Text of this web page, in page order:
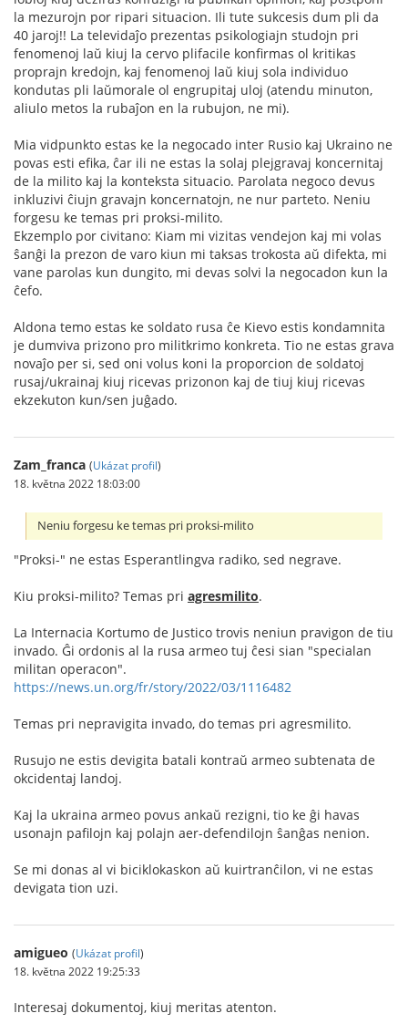
la mezurojn por ripari situacion. Ili tute sukcesis dum pli da
40 jaroj!! La televidaĵo prezentas psikologiajn studojn pri
fenomenoj laŭ kiuj la cervo plifacile konfirmas ol kritikas
proprajn kredojn, kaj fenomenoj laŭ kiuj sola individuo
kondutas pli laŭmorale ol engrupitaj uloj (atendu minuton,
aliulo metos la rubaĵon en la rubujon, ne mi).
Mia vidpunkto estas ke la negocado inter Rusio kaj Ukraino ne
povas esti efika, ĉar ili ne estas la solaj plejgravaj koncernitaj
de la milito kaj la konteksta situacio. Parolata negoco devus
inkluzivi ĉiujn gravajn koncernatojn, ne nur parteto. Neniu
forgesu ke temas pri proksi-milito.
Ekzemplo por civitano: Kiam mi vizitas vendejon kaj mi volas
ŝanĝi la prezon de varo kiun mi taksas trokosta aŭ difekta, mi
vane parolas kun dungito, mi devas solvi la negocadon kun la
ĉefo.
Aldona temo estas ke soldato rusa ĉe Kievo estis kondamnita
je dumviva prizono pro militkrimo konkreta. Tio ne estas grava
novaĵo per si, sed oni volus koni la proporcion de soldatoj
rusaj/ukrainaj kiuj ricevas prizonon kaj de tiuj kiuj ricevas
ekzekuton kun/sen juĝado.
Zam_franca (Ukázat profil)
18. května 2022 18:03:00
Neniu forgesu ke temas pri proksi-milito
"Proksi-" ne estas Esperantlingva radiko, sed negrave.
Kiu proksi-milito? Temas pri agresmilito.
La Internacia Kortumo de Justico trovis neniun pravigon de tiu
invado. Ĝi ordonis al la rusa armeo tuj ĉesi sian "specialan
militan operacon".
https://news.un.org/fr/story/2022/03/1116482
Temas pri nepravigita invado, do temas pri agresmilito.
Rusujo ne estis devigita batali kontraŭ armeo subtenata de
okcidentaj landoj.
Kaj la ukraina armeo povus ankaŭ rezigni, tio ke ĝi havas
usonajn pafilojn kaj polajn aer-defendilojn ŝanĝas nenion.
Se mi donas al vi biciklokaskon aŭ kuirtranĉilon, vi ne estas
devigata tion uzi.
amigueo (Ukázat profil)
18. května 2022 19:25:33
Interesaj dokumentoj, kiuj meritas atenton.